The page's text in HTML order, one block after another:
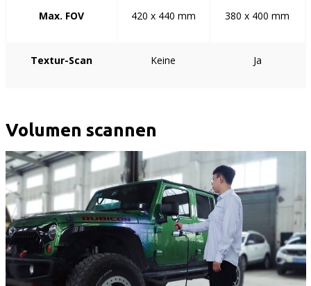
Max. FOV 420 x 440 mm 380 x 400 mm
Textur-Scan Keine Ja
Volumen scannen